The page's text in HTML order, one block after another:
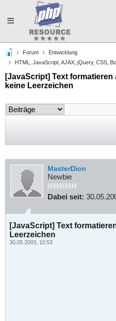
Toggle
navigation
Forum
Entwicklung
HTML, JavaScript, AJAX, jQuery, CSS,
[JavaScript] Text
keine Leerzeichen
MasterDion
Newbie
Dabei seit:
[JavaScript] Text
Leerzeichen
30.05.2003, 10:53